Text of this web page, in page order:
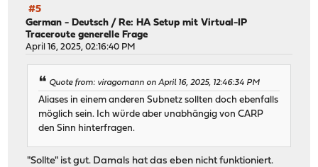
#5
German - Deutsch /Re: HA Setup mit Virtual-IP
Traceroute generelle Frage
April 16, 2025, 02:16:40 PM
Quote from: viragomann on April 16, 2025, 12:46:34 PM
Aliases in einem anderen Subnetz sollten doch ebenfalls
möglich sein. Ich würde aber unabhängig von CARP
den Sinn hinterfragen.
"Sollte" ist gut. Damals hat das eben nicht funktioniert.